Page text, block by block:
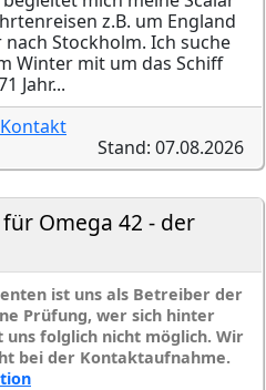
z.B. um England
Stockholm. Ich suche
Winter mit um das Schiff
Jahr...
Stand: 07.08.2026
Omega 42 - der
ist uns als Betreiber der
Prüfung, wer sich hinter
folglich nicht möglich. Wir
bei der Kontaktaufnahme.